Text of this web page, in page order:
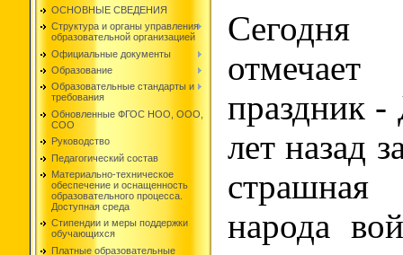
ОСНОВНЫЕ СВЕДЕНИЯ
Структура и органы управления
образовательной организацией
Официальные документы
Образование
Образовательные стандарты и
требования
Обновленные ФГОС НОО, ООО,
СОО
Руководство
Педагогический состав
Материально-техническое
обеспечение и оснащенность
образовательного процесса.
Доступная среда
Стипендии и меры поддержки
обучающихся
Платные образовательные
праздник
лет назад
народа